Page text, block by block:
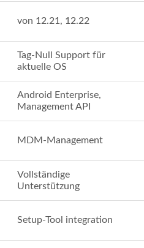
von 12.21, 12.22
Tag-Null Support für
aktuelle OS
Android Enterprise,
Management API
MDM-Management
Vollständige
Unterstützung
Setup-Tool integration